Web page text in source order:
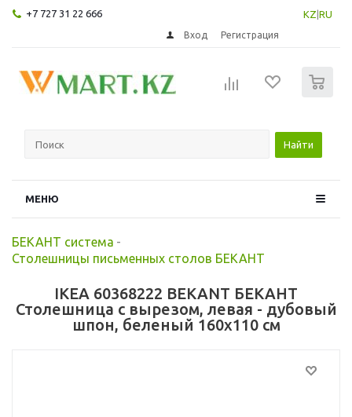
+7 727 31 22 666 KZ RU
Вход Регистрация
Найти
МЕНЮ
БЕКАНТ система -
Столешницы письменных столов БЕКАНТ
IKEA 60368222 BEKANT БЕКАНТ
Столешница с вырезом, левая - дубовый
шпон, беленый 160x110 см